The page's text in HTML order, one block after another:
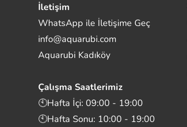
İletişim
WhatsApp ile İletişime Geç
info@aquarubi.com
Aquarubi Kadıköy
Çalışma Saatlerimiz
🕙Hafta İçi: 09:00 - 19:00
🕙Hafta Sonu: 10:00 - 19:00
Merhaba! Size nasıl yardımcı
olabilirim?
İletişim
Bilgi